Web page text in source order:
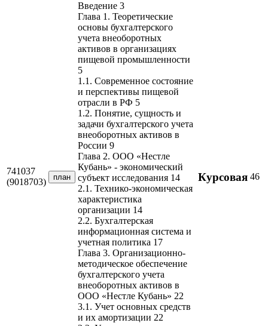
741037
(9018703)
план
Введение 3
Глава 1. Теоретические
основы бухгалтерского
учета внеоборотных
активов в организациях
пищевой промышленности
5
1.1. Современное состояние
и перспективы пищевой
отрасли в РФ 5
1.2. Понятие, сущность и
задачи бухгалтерского учета
внеоборотных активов в
России 9
Глава 2. ООО «Нестле
Кубань» - экономический
субъект исследования 14
2.1. Технико-экономическая
характеристика
организации 14
2.2. Бухгалтерская
информационная система и
учетная политика 17
Глава 3. Организационно-
методическое обеспечение
бухгалтерского учета
внеоборотных активов в
ООО «Нестле Кубань» 22
3.1. Учет основных средств
и их амортизации 22
Курсовая 46